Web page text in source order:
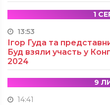
1
13:53
Ігор Гуда та
Буд взяли участь у
2024
9
14:41